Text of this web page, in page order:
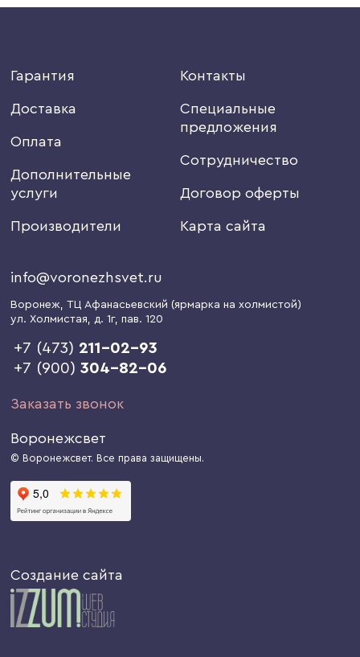
Гарантия
Доставка
Оплата
Дополнительные
услуги
Производители
Контакты
Специальные
предложения
Сотрудничество
Договор оферты
Карта сайта
info@voronezhsvet.ru
Воронеж, ТЦ Афанасьевский (ярмарка на холмистой)
ул. Холмистая, д. 1г, пав. 120
+7 (473) 211-02-93
+7 (900)304-82-06
Заказать звонок
Воронежсвет
© Воронежсвет. Все права защищены.
Создание сайта